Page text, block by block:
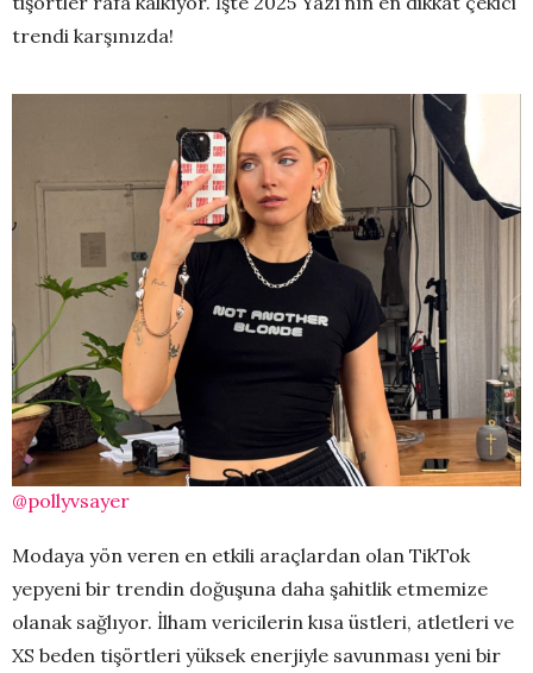
trendi karşınızda!
@pollyvsayer
Modaya yön veren en etkili araçlardan olan TikTok
yepyeni bir trendin doğuşuna daha şahitlik etmemize
olanak sağlıyor. İlham vericilerin kısa üstleri, atletleri ve
XS beden tişörtleri yüksek enerjiyle savunması yeni bir